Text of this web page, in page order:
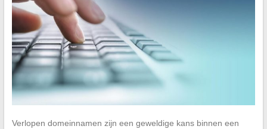
Verlopen domeinnamen zijn een geweldige kans binnen een